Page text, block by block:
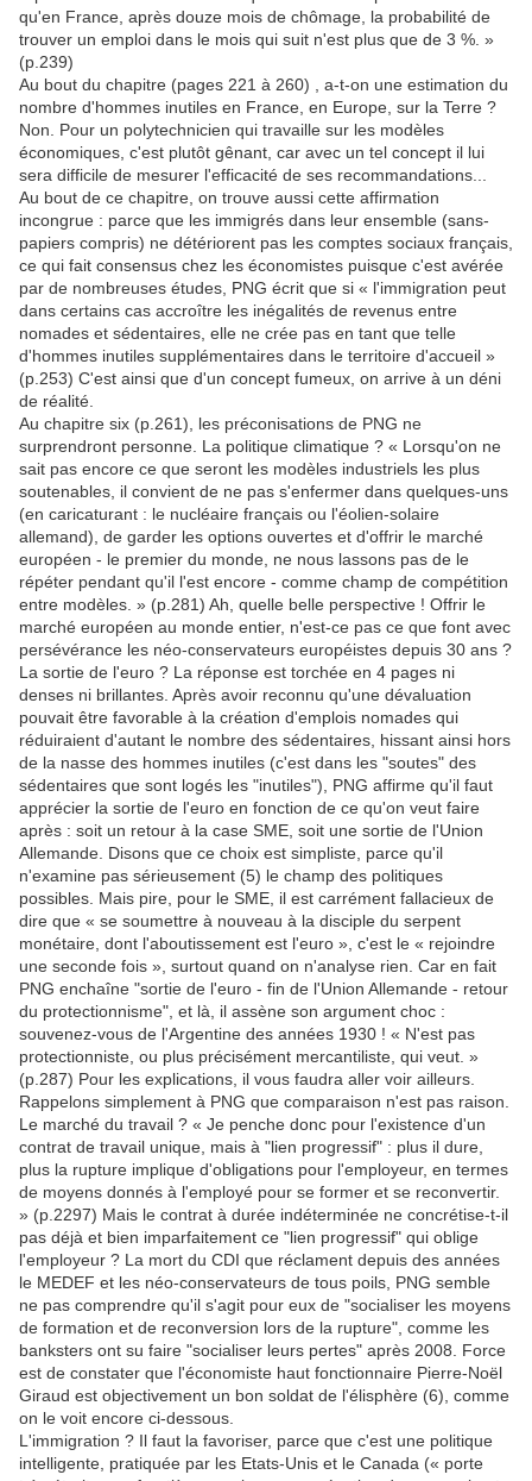
qu'en France, après douze mois de chômage, la probabilité de
trouver un emploi dans le mois qui suit n'est plus que de 3 %. »
(p.239)
Au bout du chapitre (pages 221 à 260) , a-t-on une estimation du
nombre d'hommes inutiles en France, en Europe, sur la Terre ?
Non. Pour un polytechnicien qui travaille sur les modèles
économiques, c'est plutôt gênant, car avec un tel concept il lui
sera difficile de mesurer l'efficacité de ses recommandations...
Au bout de ce chapitre, on trouve aussi cette affirmation
incongrue : parce que les immigrés dans leur ensemble (sans-
papiers compris) ne détériorent pas les comptes sociaux français,
ce qui fait consensus chez les économistes puisque c'est avérée
par de nombreuses études, PNG écrit que si « l'immigration peut
dans certains cas accroître les inégalités de revenus entre
nomades et sédentaires, elle ne crée pas en tant que telle
d'hommes inutiles supplémentaires dans le territoire d'accueil »
(p.253) C'est ainsi que d'un concept fumeux, on arrive à un déni
de réalité.
Au chapitre six (p.261), les préconisations de PNG ne
surprendront personne. La politique climatique ? « Lorsqu'on ne
sait pas encore ce que seront les modèles industriels les plus
soutenables, il convient de ne pas s'enfermer dans quelques-uns
(en caricaturant : le nucléaire français ou l'éolien-solaire
allemand), de garder les options ouvertes et d'offrir le marché
européen - le premier du monde, ne nous lassons pas de le
répéter pendant qu'il l'est encore - comme champ de compétition
entre modèles. » (p.281) Ah, quelle belle perspective ! Offrir le
marché européen au monde entier, n'est-ce pas ce que font avec
persévérance les néo-conservateurs européistes depuis 30 ans ?
La sortie de l'euro ? La réponse est torchée en 4 pages ni
denses ni brillantes. Après avoir reconnu qu'une dévaluation
pouvait être favorable à la création d'emplois nomades qui
réduiraient d'autant le nombre des sédentaires, hissant ainsi hors
de la nasse des hommes inutiles (c'est dans les "soutes" des
sédentaires que sont logés les "inutiles"), PNG affirme qu'il faut
apprécier la sortie de l'euro en fonction de ce qu'on veut faire
après : soit un retour à la case SME, soit une sortie de l'Union
Allemande. Disons que ce choix est simpliste, parce qu'il
n'examine pas sérieusement (5) le champ des politiques
possibles. Mais pire, pour le SME, il est carrément fallacieux de
dire que « se soumettre à nouveau à la disciple du serpent
monétaire, dont l'aboutissement est l'euro », c'est le « rejoindre
une seconde fois », surtout quand on n'analyse rien. Car en fait
PNG enchaîne "sortie de l'euro - fin de l'Union Allemande - retour
du protectionnisme", et là, il assène son argument choc :
souvenez-vous de l'Argentine des années 1930 ! « N'est pas
protectionniste, ou plus précisément mercantiliste, qui veut. »
(p.287) Pour les explications, il vous faudra aller voir ailleurs.
Rappelons simplement à PNG que comparaison n'est pas raison.
Le marché du travail ? « Je penche donc pour l'existence d'un
contrat de travail unique, mais à "lien progressif" : plus il dure,
plus la rupture implique d'obligations pour l'employeur, en termes
de moyens donnés à l'employé pour se former et se reconvertir.
» (p.2297) Mais le contrat à durée indéterminée ne concrétise-t-il
pas déjà et bien imparfaitement ce "lien progressif" qui oblige
l'employeur ? La mort du CDI que réclament depuis des années
le MEDEF et les néo-conservateurs de tous poils, PNG semble
ne pas comprendre qu'il s'agit pour eux de "socialiser les moyens
de formation et de reconversion lors de la rupture", comme les
banksters ont su faire "socialiser leurs pertes" après 2008. Force
est de constater que l'économiste haut fonctionnaire Pierre-Noël
Giraud est objectivement un bon soldat de l'élisphère (6), comme
on le voit encore ci-dessous.
L'immigration ? Il faut la favoriser, parce que c'est une politique
intelligente, pratiquée par les Etats-Unis et le Canada (« porte